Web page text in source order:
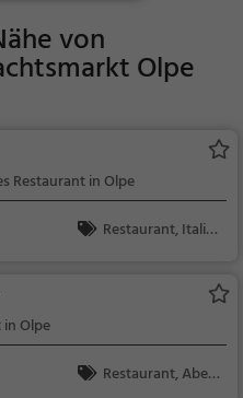
von
Olpe
Restaurant in Olpe
Restaurant, Italie
Olpe
Restaurant, Aben